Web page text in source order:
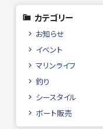
カテゴリー
お知らせ
イベント
マリンライフ
釣り
シースタイル
ボート販売